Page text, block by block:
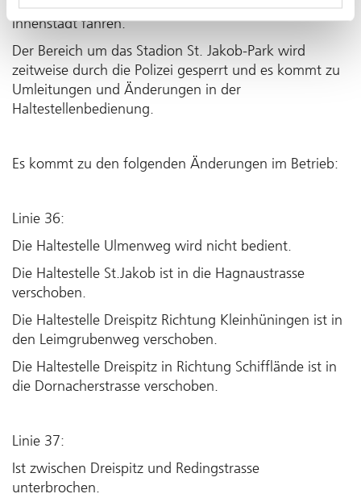
Innenstadt fahren.
Der Bereich um das Stadion St. Jakob-Park wird
zeitweise durch die Polizei gesperrt und es kommt zu
Umleitungen und Änderungen in der
Haltestellenbedienung.
Es kommt zu den folgenden Änderungen im Betrieb:
Linie 36:
Die Haltestelle Ulmenweg wird nicht bedient.
Die Haltestelle St.Jakob ist in die Hagnaustrasse
verschoben.
Die Haltestelle Dreispitz Richtung Kleinhüningen ist in
den Leimgrubenweg verschoben.
Die Haltestelle Dreispitz in Richtung Schifflände ist in
die Dornacherstrasse verschoben.
Linie 37:
Ist zwischen Dreispitz und Redingstrasse
unterbrochen.